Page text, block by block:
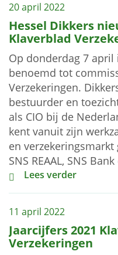
20 april 2022
Hessel Dikkers
Klaverblad
Op donderdag 7 april
benoemd tot
Verzekeringen.
bestuurder en
als CIO bij de
kent vanuit zijn
en
SNS REAAL, SNS
Hessel Dikkers
Lees verder
11 april 2022
Jaarcijfers 2021
Verzekeringen